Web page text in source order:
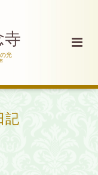
光
記